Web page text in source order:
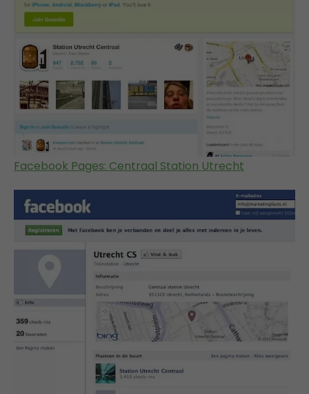
Facebook Pages: Centraal Station Utrecht